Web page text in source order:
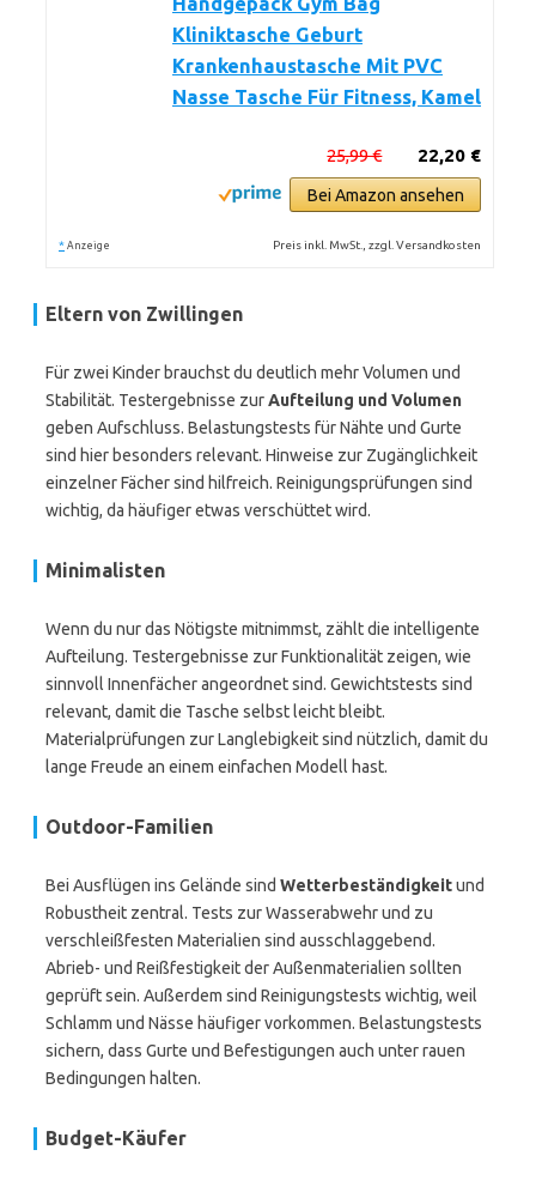
Kliniktasche Geburt
Krankenhaustasche Mit PVC
Nasse Tasche Für Fitness, Kamel
22,20 €
25,99 €
Bei Amazon ansehen
* Anzeige Preis inkl. MwSt., zzgl. Versandkosten
Eltern von Zwillingen
Für zwei Kinder brauchst du deutlich mehr Volumen und
Stabilität. Testergebnisse zurAufteilung und Volumen
geben Aufschluss. Belastungstests für Nähte und Gurte
sind hier besonders relevant. Hinweise zur Zugänglichkeit
einzelner Fächer sind hilfreich. Reinigungsprüfungen sind
wichtig, da häufiger etwas verschüttet wird.
Minimalisten
Wenn du nur das Nötigste mitnimmst, zählt die intelligente
Aufteilung. Testergebnisse zur Funktionalität zeigen, wie
sinnvoll Innenfächer angeordnet sind. Gewichtstests sind
relevant, damit die Tasche selbst leicht bleibt.
Materialprüfungen zur Langlebigkeit sind nützlich, damit du
lange Freude an einem einfachen Modell hast.
Outdoor-Familien
Bei Ausflügen ins Gelände sind Wetterbeständigkeitund
Robustheit zentral. Tests zur Wasserabwehr und zu
verschleißfesten Materialien sind ausschlaggebend.
Abrieb- und Reißfestigkeit der Außenmaterialien sollten
geprüft sein. Außerdem sind Reinigungstests wichtig, weil
Schlamm und Nässe häufiger vorkommen. Belastungstests
sichern, dass Gurte und Befestigungen auch unter rauen
Bedingungen halten.
Budget-Käufer